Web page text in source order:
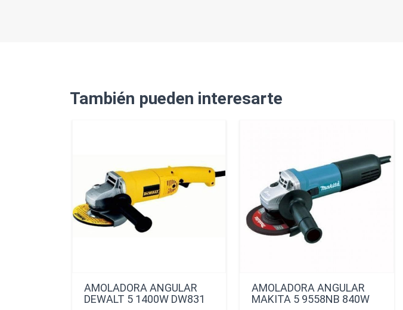
También pueden interesarte
AMOLADORA ANGULAR
DEWALT 5 1400W DW831
AMOLADORA ANGULAR
MAKITA 5 9558NB 840W